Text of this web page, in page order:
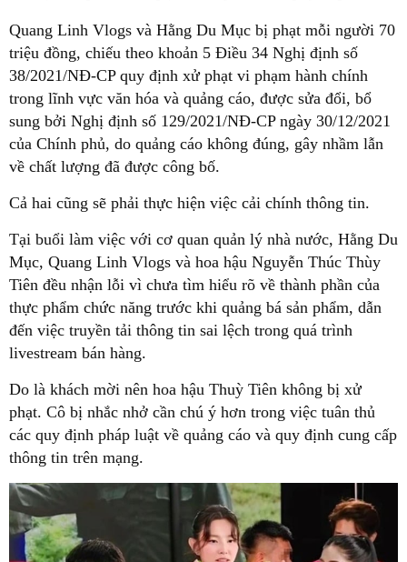
Quang Linh Vlogs và Hằng Du Mục bị phạt mỗi người 70
triệu đồng, chiếu theo khoản 5 Điều 34 Nghị định số
38/2021/NĐ-CP quy định xử phạt vi phạm hành chính
trong lĩnh vực văn hóa và quảng cáo, được sửa đổi, bổ
sung bởi Nghị định số 129/2021/NĐ-CP ngày 30/12/2021
của Chính phủ, do quảng cáo không đúng, gây nhầm lẫn
về chất lượng đã được công bố.
Cả hai cũng sẽ phải thực hiện việc cải chính thông tin.
Tại buổi làm việc với cơ quan quản lý nhà nước, Hằng Du
Mục, Quang Linh Vlogs và hoa hậu Nguyễn Thúc Thùy
Tiên đều nhận lỗi vì chưa tìm hiểu rõ về thành phần của
thực phẩm chức năng trước khi quảng bá sản phẩm, dẫn
đến việc truyền tải thông tin sai lệch trong quá trình
livestream bán hàng.
Do là khách mời nên hoa hậu Thuỳ Tiên không bị xử
phạt. Cô bị nhắc nhở cần chú ý hơn trong việc tuân thủ
các quy định pháp luật về quảng cáo và quy định cung cấp
thông tin trên mạng.